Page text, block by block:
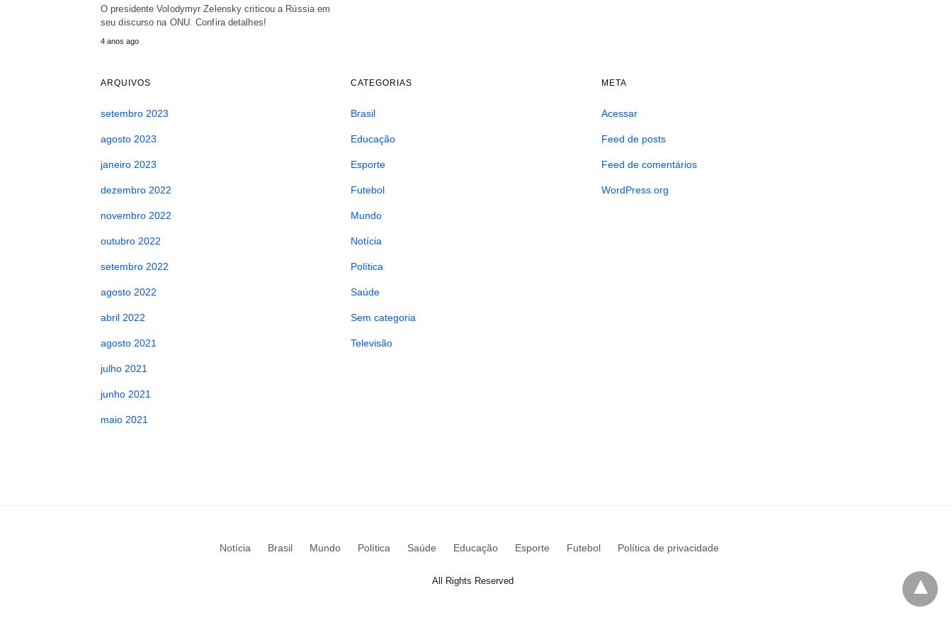
O presidente Volodymyr Zelensky criticou a Rússia em
seu discurso na ONU. Confira detalhes!
4 anos ago
ARQUIVOS
setembro 2023
agosto 2023
janeiro 2023
dezembro 2022
novembro 2022
outubro 2022
setembro 2022
agosto 2022
abril 2022
agosto 2021
julho 2021
junho 2021
maio 2021
CATEGORIAS
Brasil
Educação
Esporte
Futebol
Mundo
Notícia
Política
Saúde
Sem categoria
Televisão
META
Acessar
Feed de posts
Feed de comentários
WordPress.org
Notícia Brasil Mundo Política Saúde Educação Esporte Futebol Política de privacidade
All Rights Reserved